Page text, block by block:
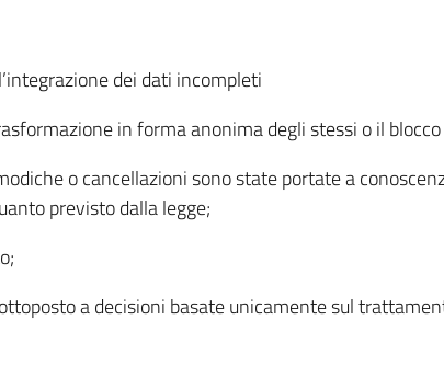
dei dati incompleti
in forma anonima degli stessi o il
o cancellazioni sono state portate a
previsto dalla legge;
a decisioni basate unicamente sul